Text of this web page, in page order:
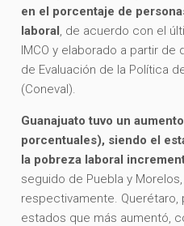
en el porcentaje de
laboral, de acuerdo con el
IMCO y elaborado a partir de
de Evaluación de la Política
(Coneval).
Guanajuato tuvo un
porcentuales), siendo el
la pobreza laboral
seguido de Puebla y
respectivamente.
estados que más aumentó,